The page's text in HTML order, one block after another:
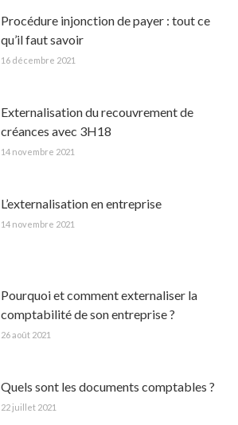
Procédure injonction de payer : tout ce
qu’il faut savoir
16 décembre 2021
Externalisation du recouvrement de
créances avec 3H18
14 novembre 2021
L’externalisation en entreprise
14 novembre 2021
Pourquoi et comment externaliser la
comptabilité de son entreprise ?
26 août 2021
Quels sont les documents comptables ?
22 juillet 2021